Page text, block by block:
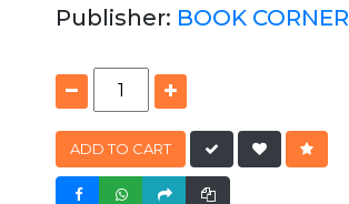
Publisher: BOOK CORNER
ADD TO CART